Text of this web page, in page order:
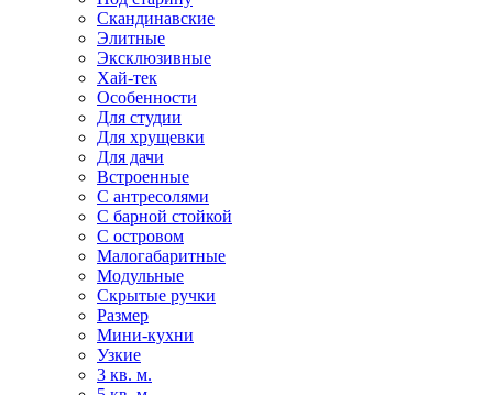
Скандинавские
Элитные
Эксклюзивные
Хай-тек
Особенности
Для студии
Для хрущевки
Для дачи
Встроенные
С антресолями
С барной стойкой
С островом
Малогабаритные
Модульные
Скрытые ручки
Размер
Мини-кухни
Узкие
3 кв. м.